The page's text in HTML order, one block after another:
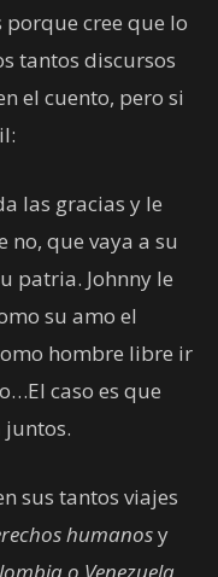
cree que lo
tantos discursos
el cuento, pero si
las gracias y le
no, que vaya a su
patria. Johnny le
su amo el
hombre libre ir
caso es que
sus tantos viajes
humanosy